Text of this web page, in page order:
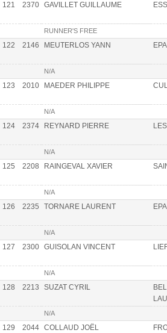
121 2370 GAVILLET GUILLAUME
RUNNER'S FREE
122 2146 MEUTERLOS YANN
N/A
123 2010 MAEDER PHILIPPE
N/A
124 2374 REYNARD PIERRE
N/A
125 2208 RAINGEVAL XAVIER
N/A
126 2235 TORNARE LAURENT
N/A
127 2300 GUISOLAN VINCENT
N/A
128 2213 SUZAT CYRIL
N/A
129 2044 COLLAUD JOËL